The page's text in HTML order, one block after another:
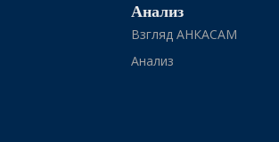
Анализ
Взгляд АНКАСАМ
Анализ